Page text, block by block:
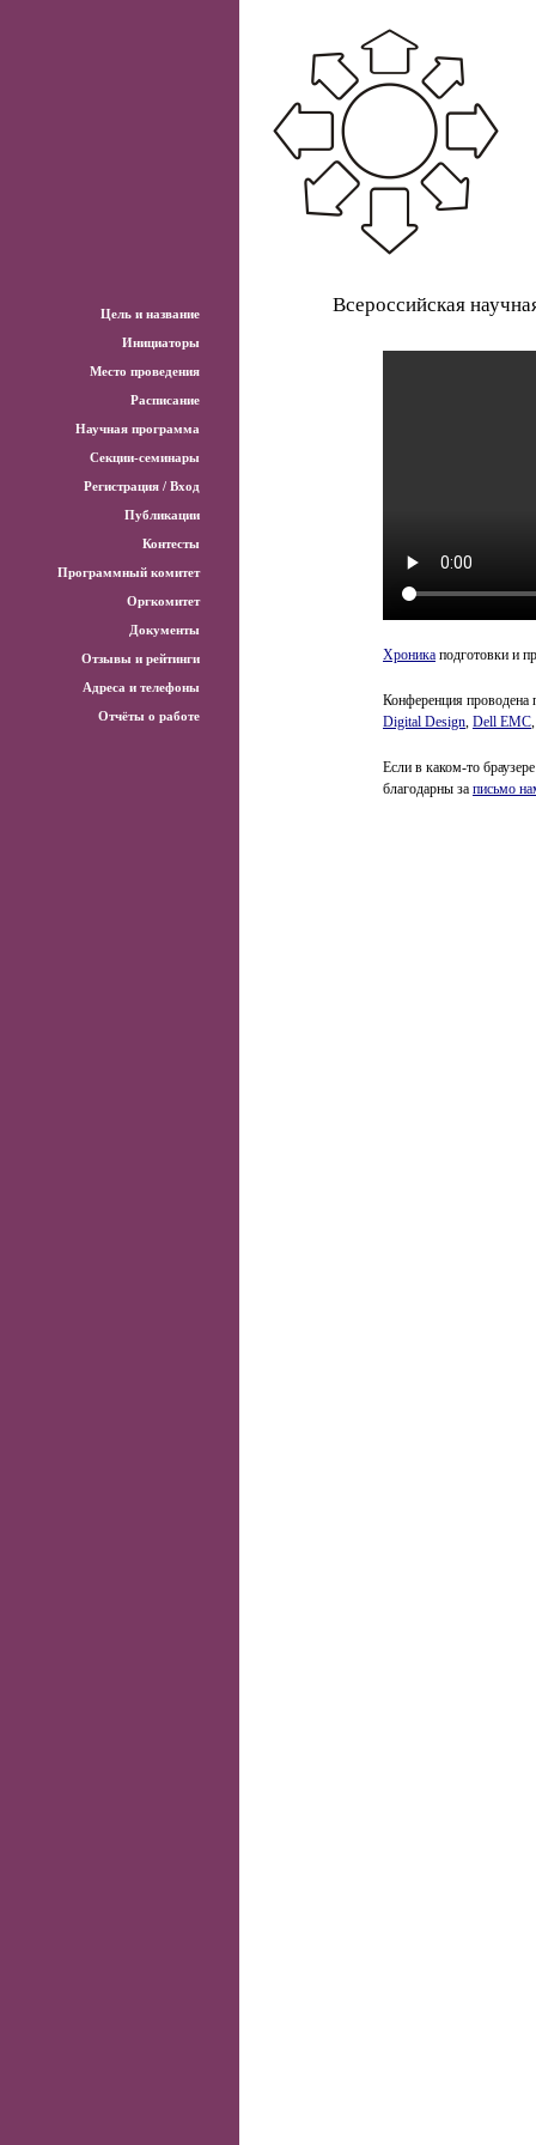
Всероссийская
Хроника подготовки и
Конференция
Digital Design, Dell EMC
Если в каком-то
благодарны за письмо
Цель и название
Инициаторы
Место проведения
Расписание
Научная программа
Секции-семинары
Регистрация / Вход
Публикации
Контесты
Программный комитет
Оргкомитет
Документы
Отзывы и рейтинги
Адреса и телефоны
Отчёты о работе